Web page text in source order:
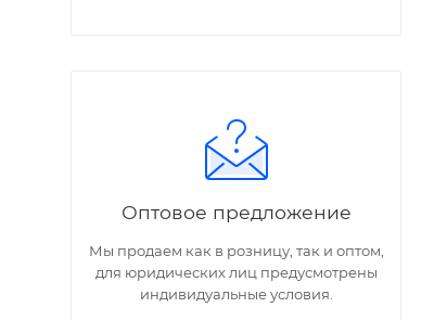
Оптовое предложение
Мы продаем как в розницу, так и оптом,
для юридических лиц предусмотрены
индивидуальные условия.